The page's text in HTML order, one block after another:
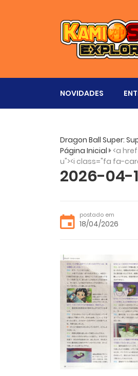
NOVIDADES
Dragon Ball Super:
Página Inicial <a
u"><i class="fa fa-
2026-04-
postado em
18/04/2026